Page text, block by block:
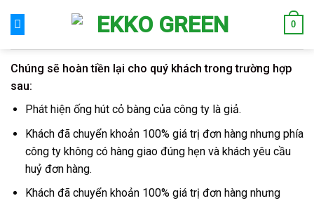
0
Chúng sẽ hoàn tiền lại cho quý khách trong trường hợp
sau:
​Phát hiện ống hút cỏ bàng của công ty là giả.
Khách đã chuyển khoản 100% giá trị đơn hàng nhưng phía
công ty không có hàng giao đúng hẹn và khách yêu cầu
huỷ đơn hàng.
Khách đã chuyển khoản 100% giá trị đơn hàng nhưng